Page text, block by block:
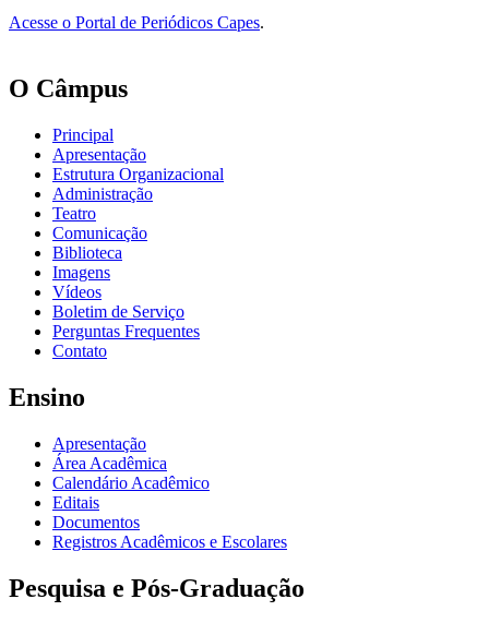
Acesse o Portal de Periódicos Capes.
O Câmpus
Principal
Apresentação
Estrutura Organizacional
Administração
Teatro
Comunicação
Biblioteca
Imagens
Vídeos
Boletim de Serviço
Perguntas Frequentes
Contato
Ensino
Apresentação
Área Acadêmica
Calendário Acadêmico
Editais
Documentos
Registros Acadêmicos e Escolares
Pesquisa e Pós-Graduação